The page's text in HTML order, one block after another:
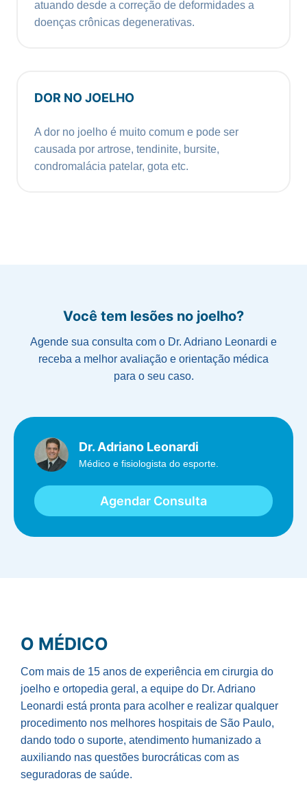
atuando desde a correção de deformidades a
doenças crônicas degenerativas.
DOR NO JOELHO
A dor no joelho é muito comum e pode ser
causada por artrose, tendinite, bursite,
condromalácia patelar, gota etc.
Você tem lesões no joelho?
Agende sua consulta com o Dr. Adriano Leonardi e
receba a melhor avaliação e orientação médica
para o seu caso.
Dr. Adriano Leonardi
Médico e fisiologista do esporte.
Agendar Consulta
O MÉDICO
Com mais de 15 anos de experiência em cirurgia do
joelho e ortopedia geral, a equipe do Dr. Adriano
Leonardi está pronta para acolher e realizar qualquer
procedimento nos melhores hospitais de São Paulo,
dando todo o suporte, atendimento humanizado a
auxiliando nas questões burocráticas com as
seguradoras de saúde.